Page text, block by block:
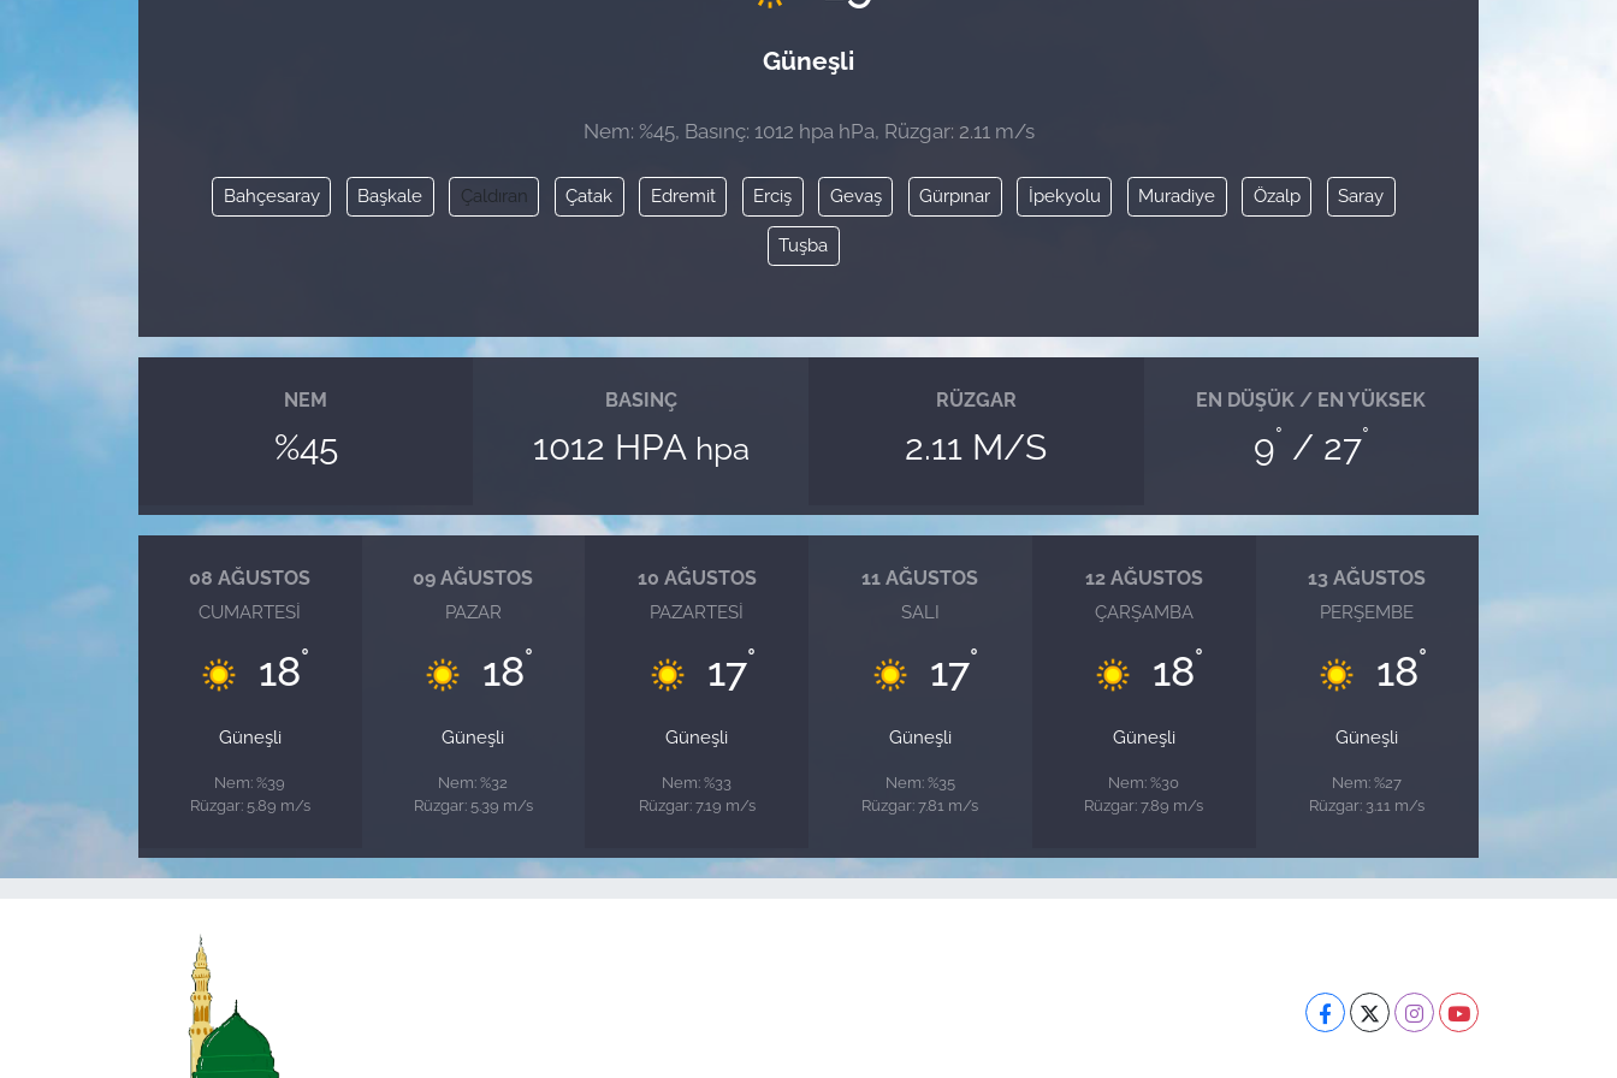
Güneşli
Nem: %45, Basınç: 1012 hpa hPa, Rüzgar: 2.11 m/s
Bahçesaray Başkale Çaldıran Çatak Edremit Erciş Gevaş Gürpınar İpekyolu Muradiye Özalp Saray
Tuşba
NEM
%45
BASINÇ
1012 HPA hpa
RÜZGAR
2.11 M/S
EN DÜŞÜK / EN YÜKSEK
9° / 27°
08 AĞUSTOS
CUMARTESI
18°
Güneşli
Nem: %39
Rüzgar: 5.89 m/s
09 AĞUSTOS
PAZAR
18°
Güneşli
Nem: %32
Rüzgar: 5.39 m/s
10 AĞUSTOS
PAZARTESI
17°
Güneşli
Nem: %33
Rüzgar: 7.19 m/s
11 AĞUSTOS
SALI
17°
Güneşli
Nem: %35
Rüzgar: 7.81 m/s
12 AĞUSTOS
ÇARŞAMBA
18°
Güneşli
Nem: %30
Rüzgar: 7.89 m/s
13 AĞUSTOS
PERŞEMBE
18°
Güneşli
Nem: %27
Rüzgar: 3.11 m/s